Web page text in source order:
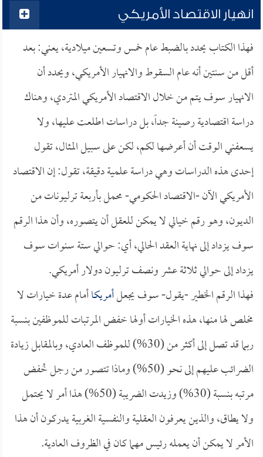
انهيار الاقتصاد الأمريكي
فهذا الكتاب يحدد بالضبط عام خمس وتسعين ميلادية، يعني: بعد
أقل من سنتين أنه عام السقوط والانهيار الأمريكي، ويحدد أن
الانهيار سوف يتم من خلال الاقتصاد الأمريكي المتردي، وهناك
دراسة اقتصادية رصينة جداً، بل دراسات اطلعت عليها، ولا
يسعفني الوقت أن أعرضها لكم، لكن على سبيل المثال، تقول
إحدى هذه الدراسات وهي دراسة علمية دقيقة، تقول: إن الاقتصاد
الأمريكي الآن -الاقتصاد الحكومي- محمل بأربعة ترليونات من
الديون، وهو رقم خيالي لا يمكن للعقل أن يتصوره، وأن هذا الرقم
سوف يزداد إلى نهاية العقد الحالي، أي: حوالي ستة سنوات سوف
يزداد إلى حوالي ثلاثة عشر ونصف ترليون دولار أمريكي.
فهذا الرقم الخطير -يقول- سوف يجعلأمريكاأمام عدة خيارات لا
مخلص لها منها، هذه الخيارات أولها خفض المرتبات للموظفين بنسبة
ربما قد تصل إلى أكثر من (30%) للموظف العادي، وبالمقابل زيادة
الضرائب عليهم إلى نحو (50%) وماذا تتصور من رجل خُفض
مرتبه بنسبة (30%) وزيدت الضريبة (50%) هذا أمر لا يحتمل
ولا يطاق، والذين يعرفون العقلية والنفسية الغربية يدركون أن هذا
الأمر لا يمكن أن يعمله رئيس مهما كان في الظروف العادية.